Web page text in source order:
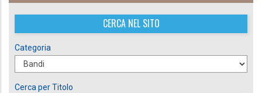
CERCA NEL SITO
Categoria
Cerca per Titolo